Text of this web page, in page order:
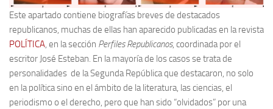
Colabora
Contacto
Memoria Histórica
Investigación previa de la represión en Talavera de la Reina (1937-
1947).
Informe Represión en Toledo 1936-1947 | Buscador
Este apartado contiene biografías breves de destacados
republicanos, muchas de ellas han aparecido publicadas en la revista
POLÍTICA, en la sección Perfiles Republicanos, coordinada por el
escritor José Esteban. En la mayoría de los casos se trata de
personalidades de la Segunda República que destacaron, no solo
en la política sino en el ámbito de la literatura, las ciencias, el
periodismo o el derecho, pero que han sido “olvidados” por una